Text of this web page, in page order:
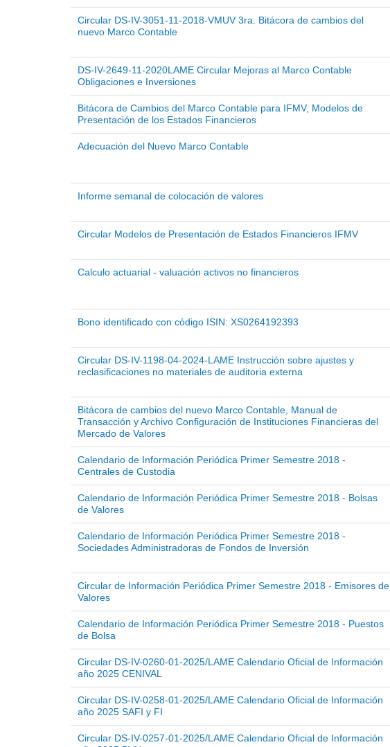
Circular DS-IV-3051-11-2018-VMUV 3ra. Bitácora de cambios del
nuevo Marco Contable
DS-IV-2649-11-2020LAME Circular Mejoras al Marco Contable
Obligaciones e Inversiones
Bitácora de Cambios del Marco Contable para IFMV, Modelos de
Presentación de los Estados Financieros
Adecuación del Nuevo Marco Contable
Informe semanal de colocación de valores
Circular Modelos de Presentación de Estados Financieros IFMV
Calculo actuarial - valuación activos no financieros
Bono identificado con código ISIN: XS0264192393
Circular DS-IV-1198-04-2024-LAME Instrucción sobre ajustes y
reclasificaciones no materiales de auditoria externa
Bitácora de cambios del nuevo Marco Contable, Manual de
Transacción y Archivo Configuración de Instituciones Financieras del
Mercado de Valores
Calendario de Información Periódica Primer Semestre 2018 -
Centrales de Custodia
Calendario de Información Periódica Primer Semestre 2018 - Bolsas
de Valores
Calendario de Información Periódica Primer Semestre 2018 -
Sociedades Administradoras de Fondos de Inversión
Circular de Información Periódica Primer Semestre 2018 - Emisores de
Valores
Calendario de Información Periódica Primer Semestre 2018 - Puestos
de Bolsa
Circular DS-IV-0260-01-2025/LAME Calendario Oficial de Información
año 2025 CENIVAL
Circular DS-IV-0258-01-2025/LAME Calendario Oficial de Información
año 2025 SAFI y FI
Circular DS-IV-0257-01-2025/LAME Calendario Oficial de Información